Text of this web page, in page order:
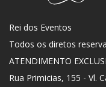
Rei dos Eventos
Todos os diretos
ATENDIMENTO
Rua Primicias, 155 - Vl.